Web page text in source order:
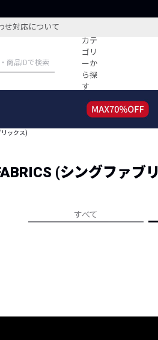
せ対応について
カテ
ゴリ
ーか
ら探
す
集記事
ーディネート
す
ー
人
フ
リックス)
(シングファブ
すべて